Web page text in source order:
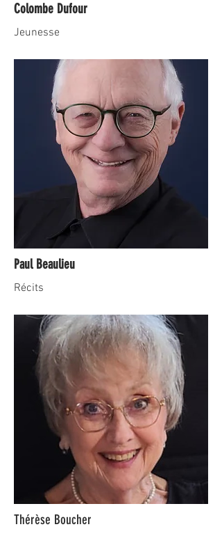
Colombe Dufour
Jeunesse
Paul Beaulieu
Récits
Thérèse Boucher